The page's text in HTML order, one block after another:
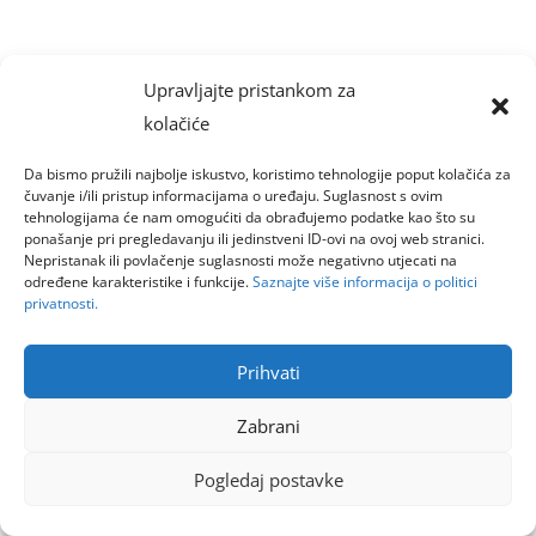
Upravljajte pristankom za
kolačiće
Da bismo pružili najbolje iskustvo, koristimo tehnologije poput kolačića za
čuvanje i/ili pristup informacijama o uređaju. Suglasnost s ovim
tehnologijama će nam omogućiti da obrađujemo podatke kao što su
ponašanje pri pregledavanju ili jedinstveni ID-ovi na ovoj web stranici.
Nepristanak ili povlačenje suglasnosti može negativno utjecati na
određene karakteristike i funkcije.Saznajte više informacija o politici
privatnosti.
Prihvati
Zabrani
Pogledaj postavke